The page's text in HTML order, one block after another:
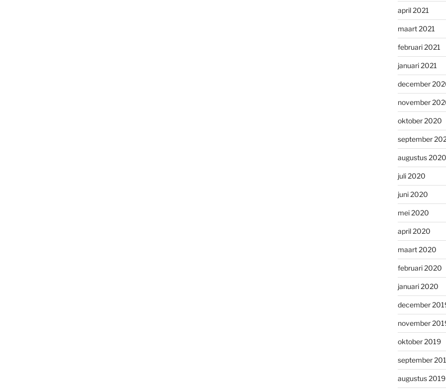
april 2021
maart 2021
februari 2021
januari 2021
december
november
oktober 2020
september
augustus 2020
juli 2020
juni 2020
mei 2020
april 2020
maart 2020
februari 2020
januari 2020
december
november
oktober 2019
september
augustus 2019